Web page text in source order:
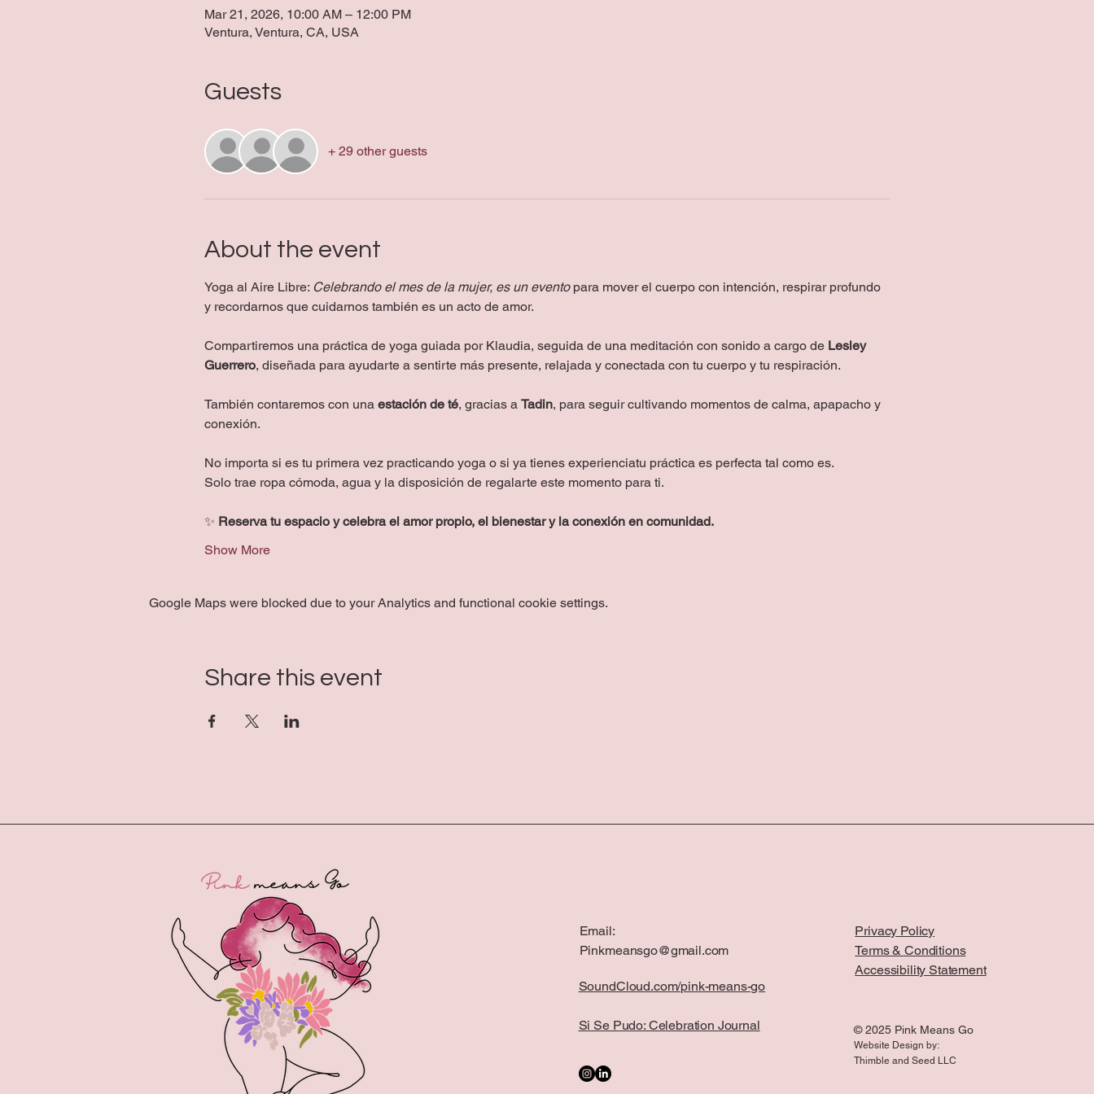
Mar 21, 2026, 10:00 AM – 12:00 PM
Ventura, Ventura, CA, USA
Guests
+ 29 other guests
About the event
Yoga al Aire Libre: Celebrando el mes de la mujer, es un evento para mover el cuerpo con intención, respirar profundo
y recordarnos que cuidarnos también es un acto de amor.
Compartiremos una práctica de yoga guiada por Klaudia, seguida de una meditación con sonido a cargo de Lesley
Guerrero, diseñada para ayudarte a sentirte más presente, relajada y conectada con tu cuerpo y tu respiración.
También contaremos con una estación de té, gracias a Tadin, para seguir cultivando momentos de calma, apapacho y
conexión.
No importa si es tu primera vez practicando yoga o si ya tienes experienciatu práctica es perfecta tal como es.
Solo trae ropa cómoda, agua y la disposición de regalarte este momento para ti.
✨ Reserva tu espacio y celebra el amor propio, el bienestar y la conexión en comunidad.
Show More
Google Maps were blocked due to your Analytics and functional cookie settings.
Share this event
Email:
Pinkmeansgo@gmail.com
SoundCloud.com/pink-means-go
Si Se Pudo: Celebration Journal
Privacy Policy
Terms & Conditions
Accessibility Statement
© 2025 Pink Means Go
Website Design by:
Thimble and Seed LLC